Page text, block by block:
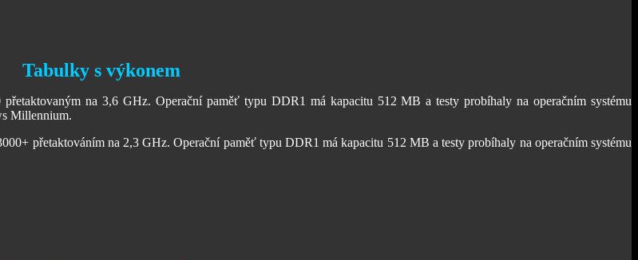
Tabulky s výkonem
na 3,6 GHz. Operační paměť typu DDR1 má kapacitu 512 MB a testy probíhaly na operačním systému
Millennium.
přetaktováním na 2,3 GHz. Operační paměť typu DDR1 má kapacitu 512 MB a testy probíhaly na operačním systému